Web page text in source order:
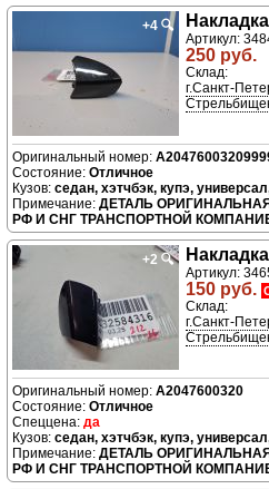
+4 🔍
Артикул:
250 руб.
Склад:
г.Санкт-
Отличное
седан, хэтчбэк, купэ,
ДЕТАЛЬ
РФ И СНГ ТРАНСПОРТНОЙ
+2 🔍
Артикул:
150 руб.
Склад:
г.Санкт-
A2047600320
Отличное
да
седан, хэтчбэк, купэ,
ДЕТАЛЬ
РФ И СНГ ТРАНСПОРТНОЙ